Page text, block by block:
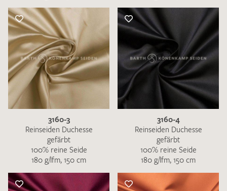
3160-3
Reinseiden Duchesse
gefärbt
100% reine Seide
180 g/lfm, 150 cm
3160-4
Reinseiden Duchesse
gefärbt
100% reine Seide
180 g/lfm, 150 cm